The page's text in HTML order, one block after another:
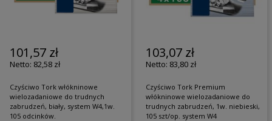
101,57 zł
82,58 zł
Czyściwo Tork włókninowe
wielozadaniowe do trudnych
zabrudzeń, biały, system W4,1w.
105 odcinków.
103,07 zł
83,80 zł
Czyściwo Tork Premium
włókninowe wielozadaniowe do
trudnych zabrudzeń, 1w. niebieski,
105 szt/op. system W4